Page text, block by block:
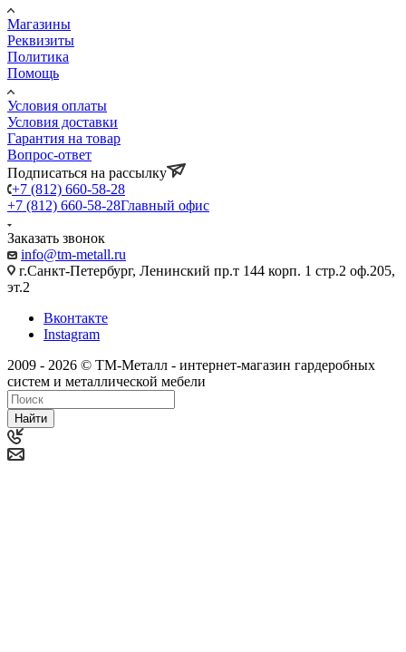
Магазины
Реквизиты
Политика
Помощь
Условия оплаты
Условия доставки
Гарантия на товар
Вопрос-ответ
Подписаться на рассылку
+7 (812) 660-58-28
+7 (812) 660-58-28Главный офис
Заказать звонок
info@tm-metall.ru
г.Санкт-Петербург, Ленинский пр.т 144 корп. 1 стр.2 оф.205,
эт.2
Вконтакте
Instagram
2009 - 2026 © ТМ-Металл - интернет-магазин гардеробных
систем и металлической мебели
Найти